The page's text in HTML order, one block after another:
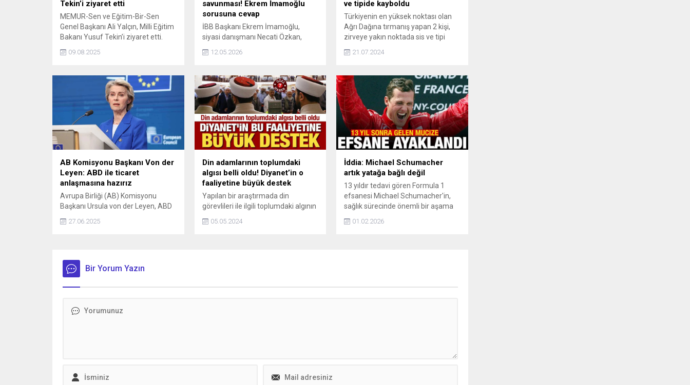
Tekin’i ziyaret etti
MEMUR-Sen ve Eğitim-Bir-Sen
Genel Başkanı Ali Yalçın, Milli Eğitim
Bakanı Yusuf Tekin’i ziyaret etti.
09.08.2025
savunması! Ekrem İmamoğlu
sorusuna cevap
İBB Başkanı Ekrem İmamoğlu,
siyasi danışmanı Necati Özkan,
işadamı Hüseyin Gün ve TELE1
kurucusu Merdan Yanardağ siyasal
karşısına çıktı. Hüseyin Gün casusluk
suçlamasını reddetti, 'kıskançlık'
dedi.
12.05.2026
ve tipide kayboldu
Türkiyenin en yüksek noktası olan
Ağrı Dağına tırmanış yapan 2 kişi,
zirveye yakın noktada sis ve tipi
nedeniyle kayboldu. Bölgede AFAD,
UMKE, jandarma ve profesyonel
başlattı.
21.07.2024
AB Komisyonu Başkanı Von der
Leyen: ABD ile ticaret
anlaşmasına hazırız
Avrupa Birliği (AB) Komisyonu
Başkanı Ursula von der Leyen, ABD
olduklarını ancak anlaşma
27.06.2025
Din adamlarının toplumdaki
algısı belli oldu! Diyanet’in o
faaliyetine büyük destek
Yapılan bir araştırmada din
görevlileri ile ilgili toplumdaki algının
edildi. Ayrıca Diyanetin 10 yıldır
05.05.2024
İddia: Michael Schumacher
artık yatağa bağlı değil
13 yıldır tedavi gören Formula 1
efsanesi Michael Schumacher'in,
sağlık sürecinde önemli bir aşama
artık yatağa bağlı olmadığı ve
01.02.2026
Bir Yorum Yazın